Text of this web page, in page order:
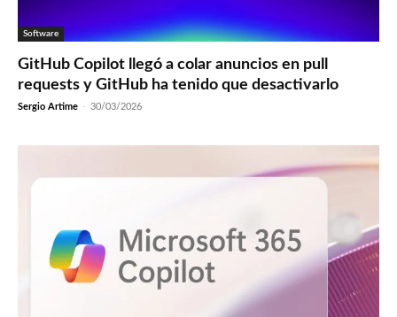
Software
GitHub Copilot llegó a colar anuncios en pull
requests y GitHub ha tenido que desactivarlo
Sergio Artime - 30/03/2026